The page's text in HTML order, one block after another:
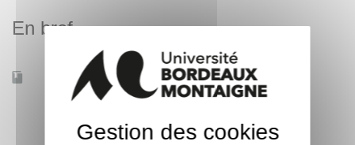
En bref
Accessible à distance Non
Gestion des cookies